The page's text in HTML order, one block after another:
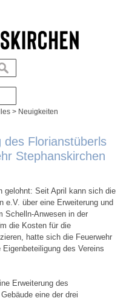
> Neuigkeiten
des Florianstüberls
Stephanskirchen
gelohnt: Seit April kann sich die
e.V. über eine Erweiterung und
Schelln-Anwesen in der
die Kosten für die
hatte sich die Feuerwehr
des Vereins
Erweiterung des
eine der drei